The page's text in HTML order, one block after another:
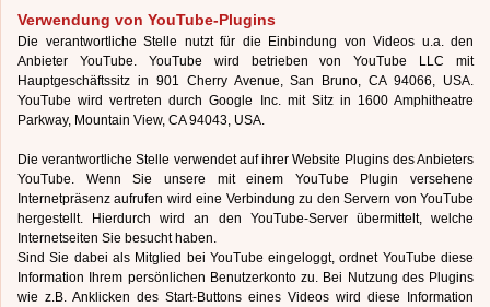
Verwendung von YouTube-Plugins
Die verantwortliche Stelle nutzt für die Einbindung von Videos u.a. den
Anbieter YouTube. YouTube wird betrieben von YouTube LLC mit
Hauptgeschäftssitz in 901 Cherry Avenue, San Bruno, CA 94066, USA.
YouTube wird vertreten durch Google Inc. mit Sitz in 1600 Amphitheatre
Parkway, Mountain View, CA 94043, USA.
Die verantwortliche Stelle verwendet auf ihrer Website Plugins des Anbieters
YouTube. Wenn Sie unsere mit einem YouTube Plugin versehene
Internetpräsenz aufrufen wird eine Verbindung zu den Servern von YouTube
hergestellt. Hierdurch wird an den YouTube-Server übermittelt, welche
Internetseiten Sie besucht haben.
Sind Sie dabei als Mitglied bei YouTube eingeloggt, ordnet YouTube diese
Information Ihrem persönlichen Benutzerkonto zu. Bei Nutzung des Plugins
wie z.B. Anklicken des Start-Buttons eines Videos wird diese Information